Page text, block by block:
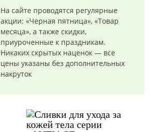
На сайте проводятся регулярные
акции: «Черная пятница», «Товар
месяца», а также скидки,
приуроченные к праздникам.
Никаких скрытых наценок — все
цены указаны без дополнительных
накруток